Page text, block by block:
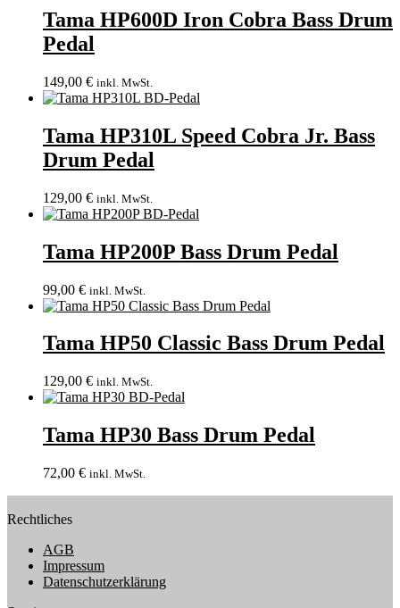
Tama HP600D Iron Cobra Bass Drum
Pedal
149,00 € inkl. MwSt.
Tama HP310L Speed Cobra Jr. Bass
Drum Pedal
129,00 € inkl. MwSt.
Tama HP200P Bass Drum Pedal
99,00 € inkl. MwSt.
Tama HP50 Classic Bass Drum Pedal
129,00 € inkl. MwSt.
Tama HP30 Bass Drum Pedal
72,00 € inkl. MwSt.
Rechtliches
AGB
Impressum
Datenschutzerklärung